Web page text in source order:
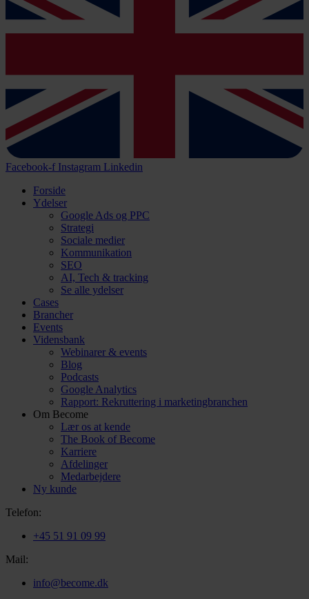
Facebook-f Instagram Linkedin
Forside
Ydelser
Google Ads og PPC
Strategi
Sociale medier
Kommunikation
SEO
AI, Tech & tracking
Se alle ydelser
Cases
Brancher
Events
Vidensbank
Webinarer & events
Blog
Podcasts
Google Analytics
Rapport: Rekruttering i marketingbranchen
Om Become
Lær os at kende
The Book of Become
Karriere
Afdelinger
Medarbejdere
Ny kunde
Telefon:
+45 51 91 09 99
Mail:
info@become.dk